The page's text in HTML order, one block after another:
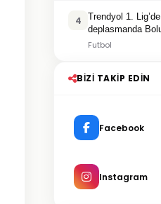
4
Trendyol 1.
deplasmanda
Futbol
BIZI TAKIP EDIN
Facebook
Instagram